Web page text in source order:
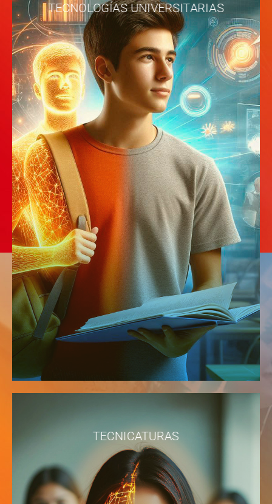
TECNOLOGÍAS UNIVERSITARIAS
TECNICATURAS